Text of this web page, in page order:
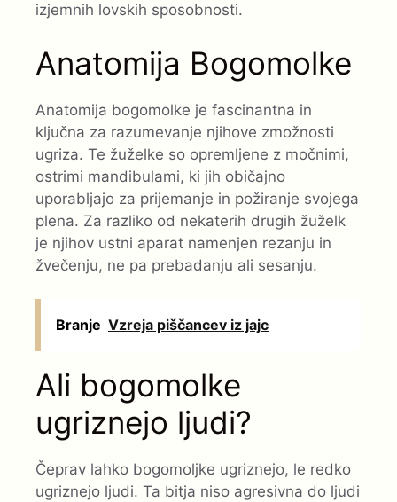
izjemnih lovskih sposobnosti.
Anatomija Bogomolke
Anatomija bogomolke je fascinantna in
ključna za razumevanje njihove zmožnosti
ugriza. Te žuželke so opremljene z močnimi,
ostrimi mandibulami, ki jih običajno
uporabljajo za prijemanje in požiranje svojega
plena. Za razliko od nekaterih drugih žuželk
je njihov ustni aparat namenjen rezanju in
žvečenju, ne pa prebadanju ali sesanju.
Branje Vzreja piščancev iz jajc
Ali bogomolke
ugriznejo ljudi?
Čeprav lahko bogomoljke ugriznejo, le redko
ugriznejo ljudi. Ta bitja niso agresivna do ljudi